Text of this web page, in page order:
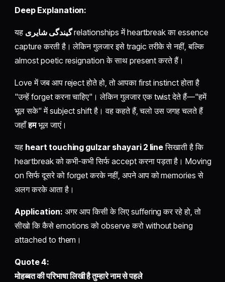
Deep Explanation:
यह گیندگی شایریrelationships में heartbreak का essence
capture करती है। लेकिन गुलजार इसे tragic तरीके से नहीं, बल्कि
almost poetic resignation के साथ present करते हैं।
Love में जब आप reject होते हो, तो आपका first instinct होता है
"उन्हें forget करना चाहिए"। लेकिन गुलजार एक twist देते हैं—"हमें
भूल सके" में subject shift है। वह कहते हैं, चलो उस जगह चलते हैं
जहाँहमभूल जाएं।
यह heart touching gulzar shayari 2 lineसिखाती है कि
heartbreak को कभी-कभी सिर्फ accept करना पड़ता है। Moving
on सिर्फ दूसरे को forget करके नहीं, अपने आप को memories से
अलग करके आता है।
Application: अगर आप किसी के लिए suffering कर रहे हो, तो
सीखो कि कैसे emotions को observe करो without being
attached to them।
Quote 4:
मोहब्बत की परिभाषा लिखी है तुम्हारे नाम से पहले